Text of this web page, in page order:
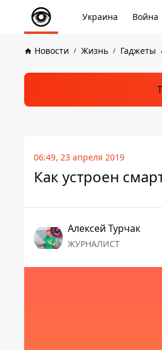
Украина Война
Новости Жизнь Гаджеты
06:49, 23 апреля 2019
Как устроен
Алексей Турчак
ЖУРНАЛИСТ